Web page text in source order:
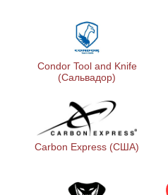
Condor Tool and Knife
(Сальвадор)
Carbon Express (США)